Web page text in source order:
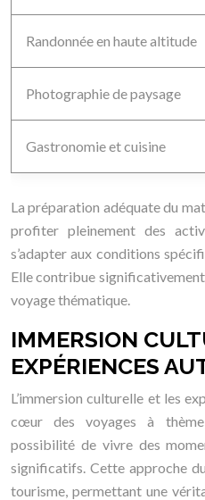
Randonnée en haute altitude
Photographie de paysage
Gastronomie et cuisine
La préparation adéquate du
profiter pleinement des
s’adapter aux conditions
Elle contribue
voyage thématique.
IMMERSION
EXPÉRIENCES
L’immersion culturelle et les
cœur des voyages à
possibilité de vivre des
significatifs. Cette approche
tourisme, permettant une